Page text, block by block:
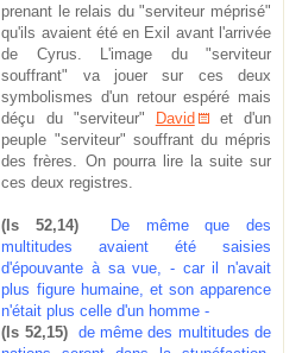
prenant le relais du "serviteur méprisé"
qu'ils avaient été en Exil avant l'arrivée
de Cyrus. L'image du "serviteur
souffrant" va jouer sur ces deux
symbolismes d'un retour espéré mais
déçu du "serviteur"
David
et d'un
peuple "serviteur" souffrant du mépris
des frères. On pourra lire la suite sur
ces deux registres.
(Is 52,14) De même que des
multitudes avaient été saisies
d'épouvante à sa vue, - car il n'avait
plus figure humaine, et son apparence
n'était plus celle d'un homme -
(Is 52,15)de même des multitudes de